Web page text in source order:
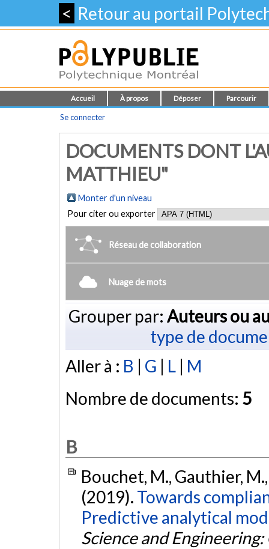
< Retour au portail
Accueil À propos Déposer Parcourir
Se connecter
DOCUMENTS DONT
MATTHIEU"
Monter d'un niveau
Pour citer ou exporter
Réseau de collaboration
Nuage de mots
Grouper par: Auteurs ou
type de
Aller à : B | G | L | M
Nombre de documents: 5
B
Bouchet, M., Gauthier,
(2019). Towards
Predictive analytical
Science and Engineering: